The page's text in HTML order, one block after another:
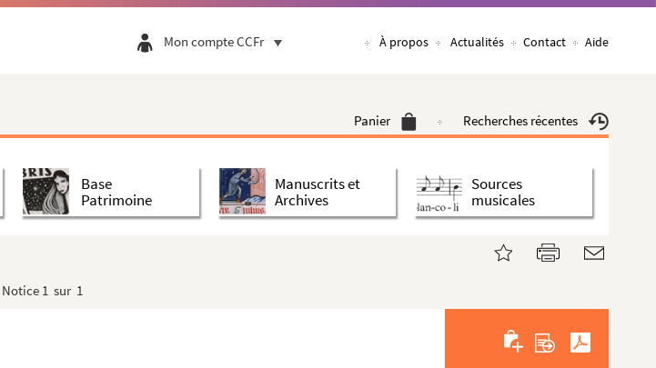
Mon compte CCFr À propos Actualités Contact Aide
Panier Recherches récentes
Base
Patrimoine
Manuscrits et
Archives
Sources
musicales
Notice 1 sur 1